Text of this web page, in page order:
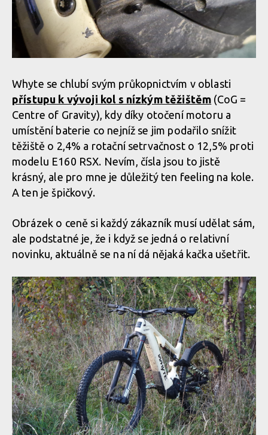
Whyte se chlubí svým průkopnictvím v oblasti
přístupu k vývoji kol s nízkým těžištěm (CoG =
Centre of Gravity), kdy díky otočení motoru a
umístění baterie co nejníž se jim podařilo snížit
těžiště o 2,4% a rotační setrvačnost o 12,5% proti
modelu E160 RSX. Nevím, čísla jsou to jistě
krásný, ale pro mne je důležitý ten feeling na kole.
A ten je špičkový.
Obrázek o ceně si každý zákazník musí udělat sám,
ale podstatné je, že i když se jedná o relativní
novinku, aktuálně se na ní dá nějaká kačka ušetřit.